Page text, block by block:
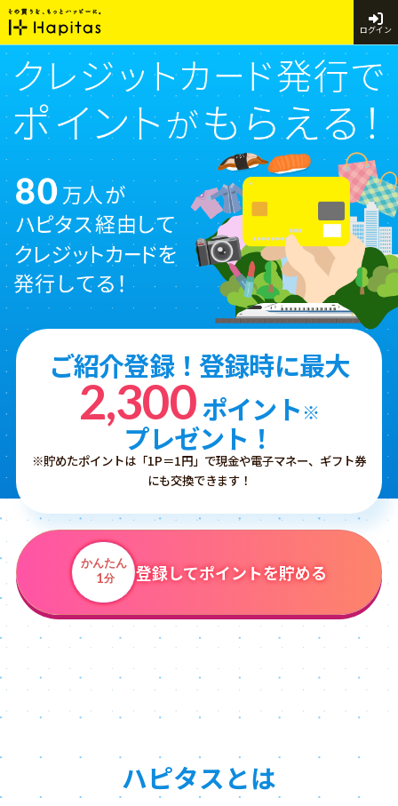
ログイン
ご紹介登録！登録時に最大
2,300ポイント※
プレゼント！
※貯めたポイントは「1P＝1円」で現金や電子マネー、ギフト券
にも交換できます！
かんたん
1分 登録してポイントを貯める
ハピタスとは